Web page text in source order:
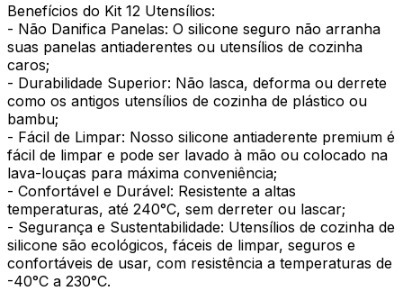
Benefícios do Kit 12 Utensílios:
- Não Danifica Panelas: O silicone seguro não arranha
suas panelas antiaderentes ou utensílios de cozinha
caros;
- Durabilidade Superior: Não lasca, deforma ou derrete
como os antigos utensílios de cozinha de plástico ou
bambu;
- Fácil de Limpar: Nosso silicone antiaderente premium é
fácil de limpar e pode ser lavado à mão ou colocado na
lava-louças para máxima conveniência;
- Confortável e Durável: Resistente a altas
temperaturas, até 240°C, sem derreter ou lascar;
- Segurança e Sustentabilidade: Utensílios de cozinha de
silicone são ecológicos, fáceis de limpar, seguros e
confortáveis de usar, com resistência a temperaturas de
-40°C a 230°C.